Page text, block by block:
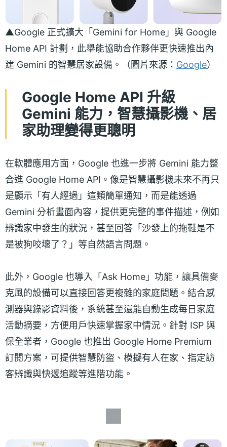
▲Google 正式擴大「Gemini for Home」與 Google
Home API 計劃，此舉能協助合作夥伴更快速推出內
建 Gemini 的智慧居家設備。（圖片來源： Google）
Google Home API 升級
Gemini 能力，智慧攝影機、居
家助理變得更聰明
在軟體應用方面，Google 也進一步將 Gemini 能力整
合進 Google Home API。像是智慧攝影機未來不再只
是顯示「有人經過」這類簡單通知，而是能透過
Gemini 分析畫面內容，提供更完整的事件描述，例如
辨識家中發生的狀況，甚至回答「沙發上的拖鞋是不
是被狗咬壞了？」等自然語言問題。
此外，Google 也導入「Ask Home」功能，讓具備麥
克風的設備可以直接回答更複雜的家庭問題。結合感
測器與錄影資料後，系統甚至還能自動生成每日家庭
活動摘要，方便用戶快速掌握家中情況。針對 ISP 與
保全業者，Google 也推出 Google Home Premium
訂閱方案，可提供智慧防盜、模擬有人在家、指定訪
客辨識與快遞追蹤等進階功能。